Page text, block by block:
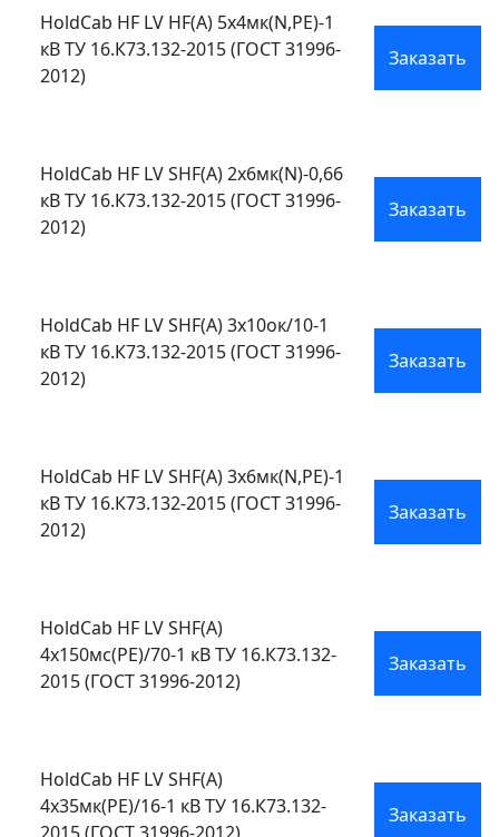
HoldCab HF LV HF(A) 5х4мк(N,PE)-1
кВ ТУ 16.К73.132-2015 (ГОСТ 31996-
2012)
Заказать
HoldCab HF LV SHF(A) 2х6мк(N)-0,66
кВ ТУ 16.К73.132-2015 (ГОСТ 31996-
2012)
Заказать
HoldCab HF LV SHF(A) 3х10ок/10-1
кВ ТУ 16.К73.132-2015 (ГОСТ 31996-
2012)
Заказать
HoldCab HF LV SHF(A) 3х6мк(N,PE)-1
кВ ТУ 16.К73.132-2015 (ГОСТ 31996-
2012)
Заказать
HoldCab HF LV SHF(A)
4х150мс(PE)/70-1 кВ ТУ 16.К73.132-
2015 (ГОСТ 31996-2012)
Заказать
HoldCab HF LV SHF(A)
4х35мк(PE)/16-1 кВ ТУ 16.К73.132-
Заказать